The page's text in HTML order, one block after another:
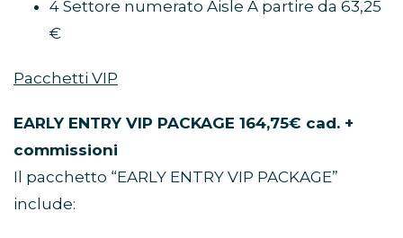
4 Settore numerato Aisle A partire da 63,25
€
Pacchetti VIP
EARLY ENTRY VIP PACKAGE 164,75€ cad. +
commissioni
Il pacchetto “EARLY ENTRY VIP PACKAGE”
include: